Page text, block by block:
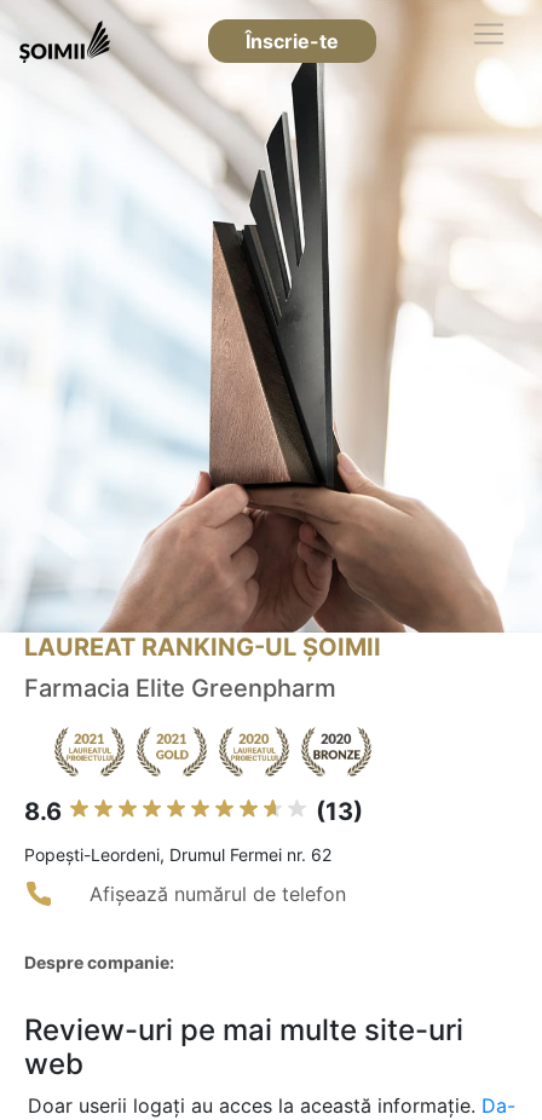
Înscrie-te
LAUREAT RANKING-UL ȘOIMII
Farmacia Elite Greenpharm
8.6 (13)
Popeşti-Leordeni, Drumul Fermei nr. 62
Afișează numărul de telefon
Despre companie:
Review-uri pe mai multe site-uri
web
Doar userii logați au acces la această informație. Da-